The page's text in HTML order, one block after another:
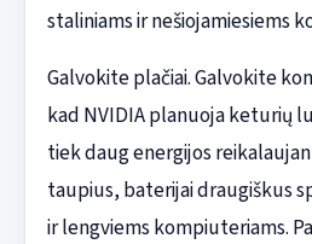
staliniams ir nešiojamiesiems
Galvokite plačiai. Galvokite
kad NVIDIA planuoja keturių
tiek daug energijos
taupius, baterijai draugiškus
ir lengviems kompiuteriams.